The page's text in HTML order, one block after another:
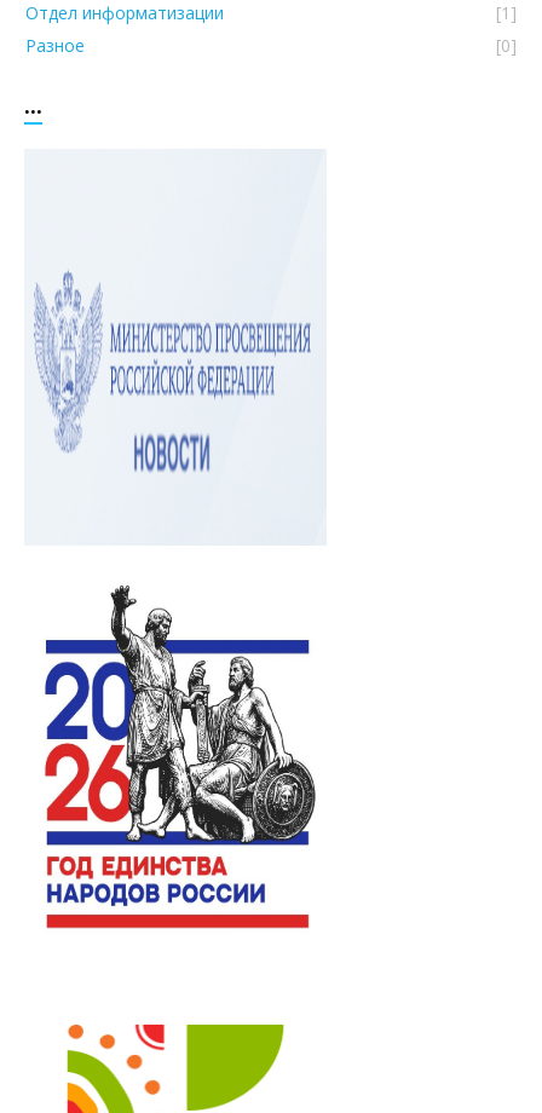
Отдел информатизации
[1]
Разное
[0]
...